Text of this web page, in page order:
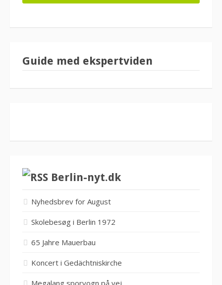
Guide med ekspertviden
Berlin-nyt.dk
Nyhedsbrev for August
Skolebesøg i Berlin 1972
65 Jahre Mauerbau
Koncert i Gedächtniskirche
Megalang sporvogn på vej